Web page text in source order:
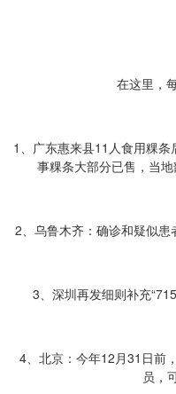
在这里，
1、广东惠来县11人食用粿
事粿条大部分已售，当
2、乌鲁木齐：确诊和疑似患
3、深圳再发细则补充
4、北京：今年12月31日前
员，